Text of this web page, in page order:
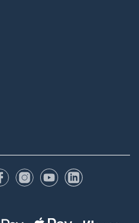
FacebookInstagram
YouTubeLinkedIn